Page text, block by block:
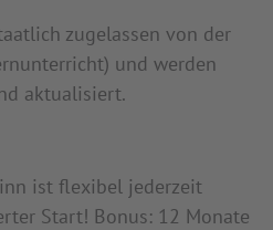
zugelassen von der
und werden
aktualisiert.
ist flexibel jederzeit
Start! Bonus: 12 Monate